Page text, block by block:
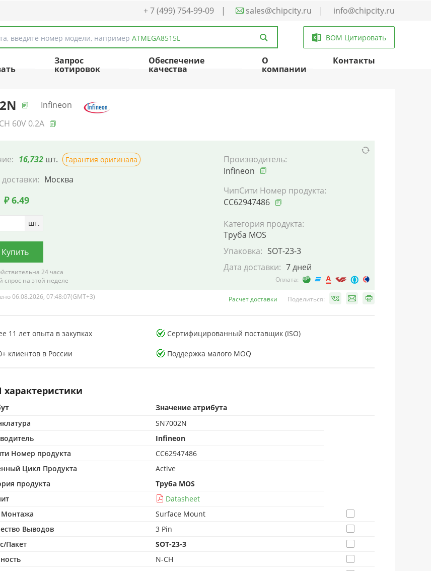
+ 7 (499) 754-99-09 | sales@chipcity.ru | info@chipcity.ru
введите номер модели, например ATMEGA8515L BOM Цитировать
Запрос
котировок
Обеспечение
качества
О
компании
Контакты
тестирования
компонентов
качества
по стандартам CMA
Лаборатория тестирования
электронных компонентов
15+ лет опыта в контроле качества
Защита от подделок по стандартам CMA
Infineon
60V 0.2A
16,732 шт. Гарантия оригинала
Москва
₽ 6.49
шт.
Купить
24 часа
спрос на этой неделе
Производитель:
Infineon
ЧипСити Номер продукта:
CC62947486
Категория продукта:
Труба MOS
Упаковка: SOT-23-3
Дата доставки: 7 дней
Оплата:
06.08.2026, 07:48:07(GMT+3)
Расчет доставки Поделиться:
11 лет опыта в закупках Сертифицированный поставщик (ISO)
клиентов в России Поддержка малого MOQ
характеристики
Значение атрибута
SN7002N
Infineon
Номер продукта
CC62947486
Цикл Продукта
Active
продукта
Труба MOS
Datasheet
Монтажа
Surface Mount
Выводов
3 Pin
Пакет
SOT-23-3
N-CH